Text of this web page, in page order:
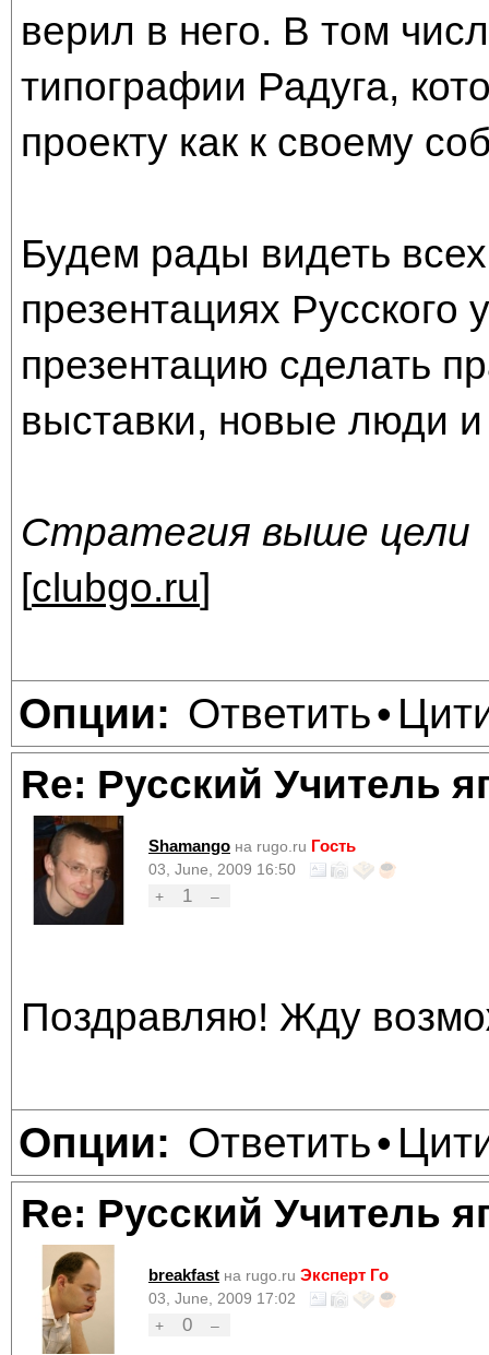
верил в него. В том
типографии Радуга,
проекту как к своему
Будем рады видеть
презентациях
презентацию сделать
выставки, новые люди
Стратегия выше цели
[clubgo.ru]
Опции: Ответить•
Re: Русский Учитель
Shamango на rugo.ru Гость
03, June, 2009 16:50
+
1 –
Поздравляю! Жду
Опции: Ответить•
Re: Русский Учитель
breakfast на rugo.ru Эксперт Го
03, June, 2009 17:02
+
0 –